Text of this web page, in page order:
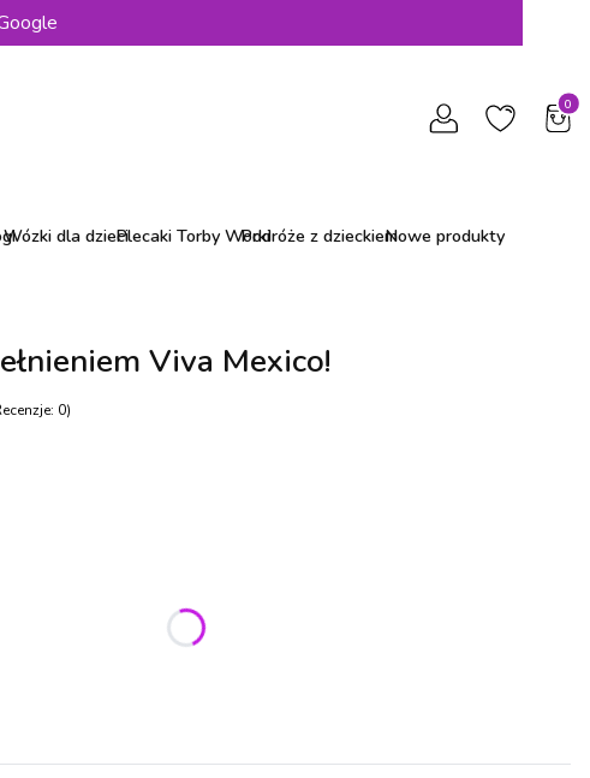
Wózki dla dzieciPlecaki Torby WorkiPodróże z dzieckiemNowe produkty
Viva Mexico!
0)